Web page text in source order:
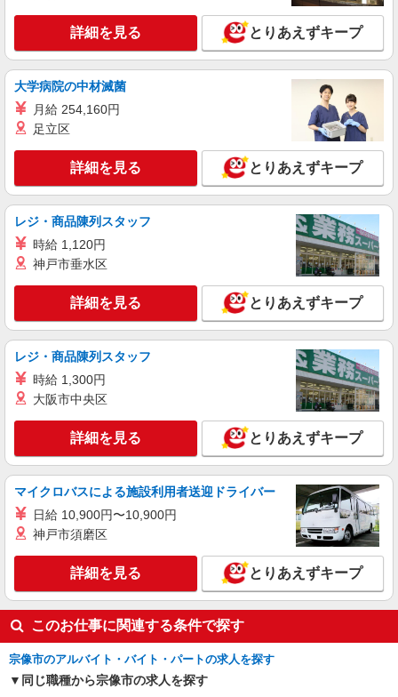
詳細を見る とりあえずキープ
大学病院の中材滅菌
月給 254,160円
足立区
詳細を見る とりあえずキープ
レジ・商品陳列スタッフ
時給 1,120円
神戸市垂水区
詳細を見る とりあえずキープ
レジ・商品陳列スタッフ
時給 1,300円
大阪市中央区
詳細を見る とりあえずキープ
マイクロバスによる施設利用者送迎ドライバー
日給 10,900円〜10,900円
神戸市須磨区
詳細を見る とりあえずキープ
このお仕事に関連する条件で探す
宗像市のアルバイト・バイト・パートの求人を探す
同じ職種から宗像市の求人を探す